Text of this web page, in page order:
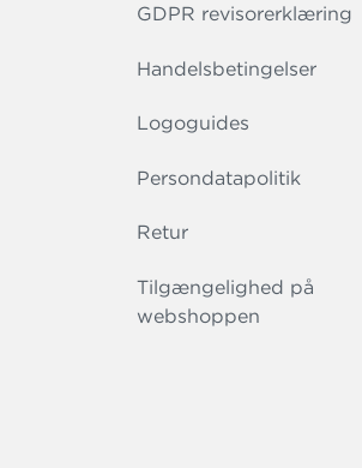
GDPR revisorerklæring
Handelsbetingelser
Logoguides
Persondatapolitik
Retur
Tilgængelighed på
webshoppen